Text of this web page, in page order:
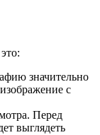
значительно
с
Перед
выглядеть